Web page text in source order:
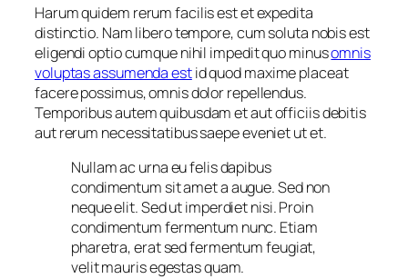
Harum quidem rerum facilis est et expedita
distinctio. Nam libero tempore, cum soluta nobis est
eligendi optio cumque nihil impedit quo minusomnis
voluptas assumenda estid quod maxime placeat
facere possimus, omnis dolor repellendus.
Temporibus autem quibusdam et aut officiis debitis
aut rerum necessitatibus saepe eveniet ut et.
Nullam ac urna eu felis dapibus
condimentum sit amet a augue. Sed non
neque elit. Sed ut imperdiet nisi. Proin
condimentum fermentum nunc. Etiam
pharetra, erat sed fermentum feugiat,
velit mauris egestas quam.